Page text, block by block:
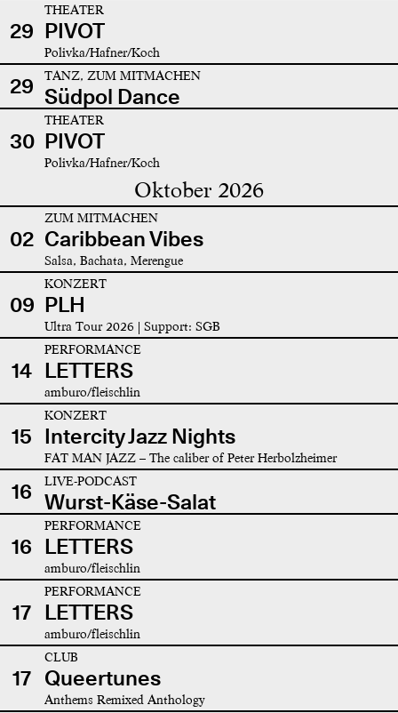
29
THEATER
PIVOT
Polivka/Hafner/Koch
29 TANZ, ZUM MITMACHEN
Südpol Dance
30
THEATER
PIVOT
Polivka/Hafner/Koch
Oktober 2026
02
ZUM MITMACHEN
Caribbean Vibes
Salsa, Bachata, Merengue
09
KONZERT
PLH
Ultra Tour 2026 | Support: SGB
14
PERFORMANCE
LETTERS
amburo/fleischlin
15
KONZERT
Intercity Jazz Nights
FAT MAN JAZZ – The caliber of Peter Herbolzheimer
16 LIVE-PODCAST
Wurst-Käse-Salat
16
PERFORMANCE
LETTERS
amburo/fleischlin
17
PERFORMANCE
LETTERS
amburo/fleischlin
17
CLUB
Queertunes
Anthems Remixed Anthology